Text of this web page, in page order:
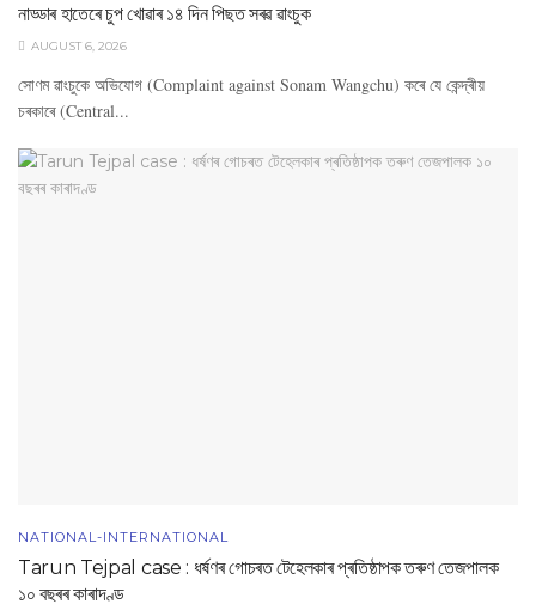
নাড্ডাৰ হাতেৰে চুপ খোৱাৰ ১৪ দিন পিছত সৰৱ ৱাংচুক
AUGUST 6, 2026
সোণম ৱাংচুকে অভিযোগ (Complaint against Sonam Wangchu) কৰে যে কেন্দ্ৰীয়
চৰকাৰে (Central...
NATIONAL-INTERNATIONAL
Tarun Tejpal case : ধৰ্ষণৰ গোচৰত টেহেলকাৰ প্ৰতিষ্ঠাপক তৰুণ তেজপালক
১০ বছৰৰ কাৰাদণ্ড